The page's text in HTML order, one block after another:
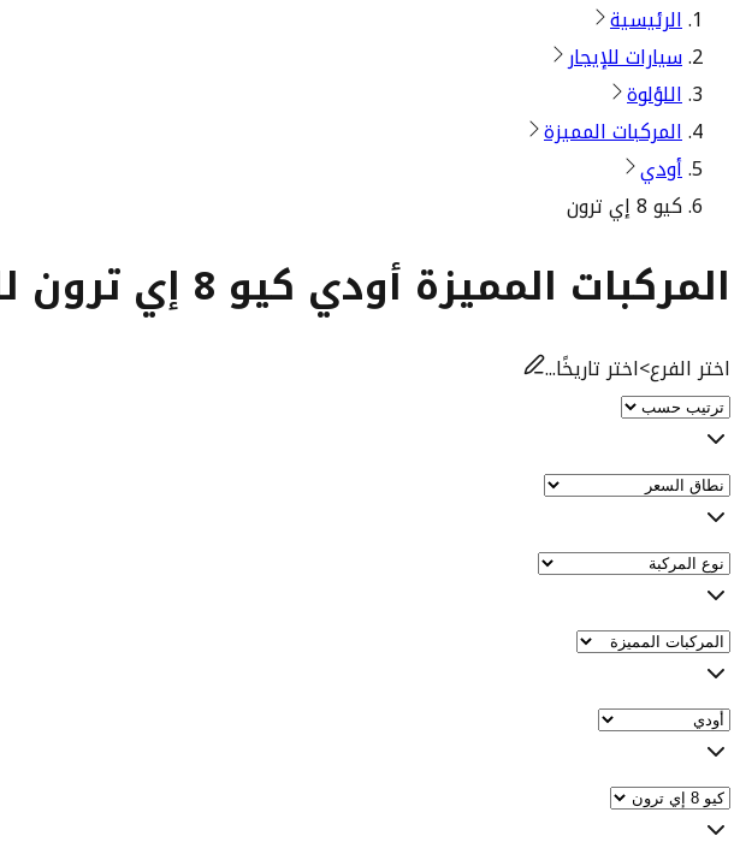
الرئيسية
سيارات للإيجار
اللؤلوة
المركبات المميزة
أودي
كيو 8 إي ترون
المركبات المميزة أودي كيو 8 إي ترون للإيجار
اختر الفرع>اختر تاريخًا...